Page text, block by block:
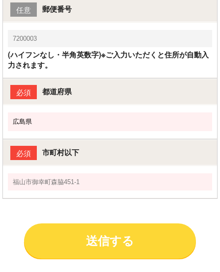
任意 郵便番号
(ハイフンなし・半角英数字)※ご入力いただくと住所が自動入
力されます。
必須 都道府県
必須 市町村以下